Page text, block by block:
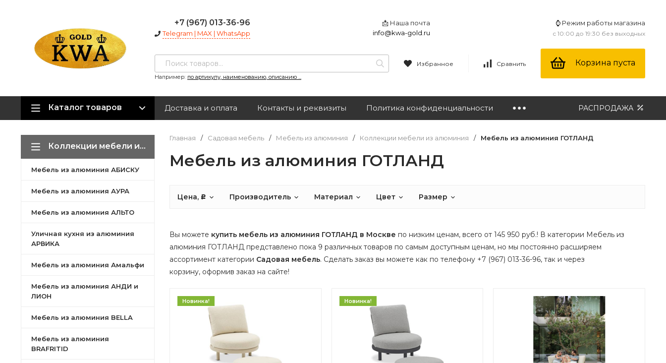
+7 (967) 013-36-96
Telegram | MAX | WhatsApp
📩 Наша почта
info@kwa-gold.ru
⌚ Режим работы магазина
с 10:00 до 19:30 без выходных
Например: по артикулу, наименованию, описанию ...
Избранное Сравнить Корзина пуста
Каталог товаров Доставка и оплата Контакты и реквизиты Политика конфиденциальности РАСПРОДАЖА
Коллекции мебели из алюминия
Мебель из алюминия АБИСКУ
Мебель из алюминия АУРА
Мебель из алюминия АЛЬТО
Уличная кухня из алюминия
АРВИКА
Мебель из алюминия Амальфи
Мебель из алюминия АНДИ и
ЛИОН
Мебель из алюминия BELLA
Мебель из алюминия
BRAFRITID
Главная / Садовая мебель / Мебель из алюминия / Коллекции мебели из алюминия / Мебель из алюминия ГОТЛАНД
Мебель из алюминия ГОТЛАНД
Цена, Р Производитель Материал Цвет Размер
Вы можете купить мебель из алюминия ГОТЛАНД в Москве по низким ценам, всего от 145 950 руб.! В категории Мебель из
алюминия ГОТЛАНД представлено пока 9 различных товаров по самым доступным ценам, но мы постоянно расширяем
ассортимент категории Садовая мебель. Сделать заказ вы можете как по телефону +7 (967) 013-36-96, так и через
корзину, оформив заказ на сайте!
Новинка! Новинка!